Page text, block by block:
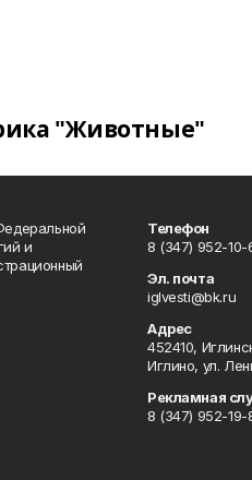
"Животные"
и
Телефон
8 (347) 952-10-
Эл. почта
iglvesti@bk.ru
Адрес
452410,
Иглино, ул.
Рекламная
8 (347) 952-19-